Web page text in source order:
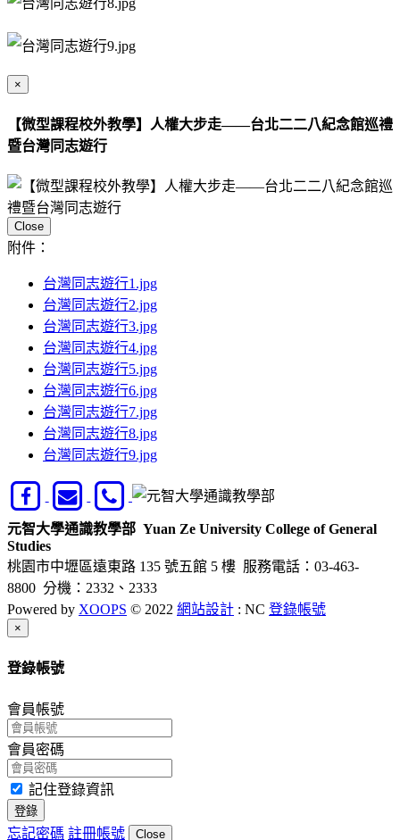
×
【微型課程校外教學】人權大步走——台北二二八紀念館巡禮
暨台灣同志遊行
Close
附件：
台灣同志遊行1.jpg
台灣同志遊行2.jpg
台灣同志遊行3.jpg
台灣同志遊行4.jpg
台灣同志遊行5.jpg
台灣同志遊行6.jpg
台灣同志遊行7.jpg
台灣同志遊行8.jpg
台灣同志遊行9.jpg
元智大學通識教學部 Yuan Ze University College of General
Studies
桃園市中壢區遠東路 135 號五館 5 樓 服務電話：03-463-
8800 分機：2332、2333
Powered by XOOPS © 2022 網站設計 : NC 登錄帳號
×
登錄帳號
會員帳號
會員密碼
記住登錄資訊
登錄
忘記密碼 註冊帳號 Close